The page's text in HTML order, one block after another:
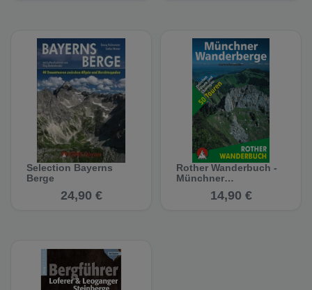
Selection Bayerns
Berge
24,90 €
Rother Wanderbuch -
Münchner
14,90 €